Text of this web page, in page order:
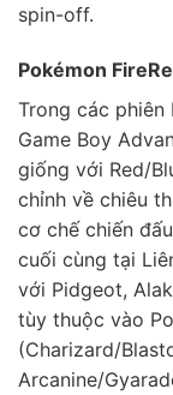
spin-off.
Pokémon
Trong các phiên
Game Boy
giống với Red/
chỉnh về chiêu
cơ chế chiến
cuối cùng tại
với Pidgeot,
tùy thuộc vào
(Charizard/
Arcanine/